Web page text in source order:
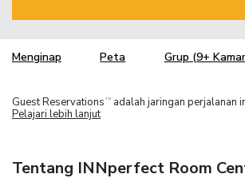
Menginap Peta Grup (9+
Guest Reservations TM
adalah jaringan perjalanan
Pelajari lebih lanjut
Tentang INNperfect Room